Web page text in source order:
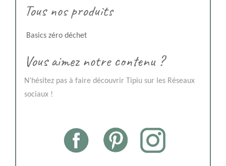
Tous nos produits
Basics zéro déchet
Vous aimez notre contenu ?
N’hésitez pas à faire découvrir Tipiu sur les Réseaux
sociaux !